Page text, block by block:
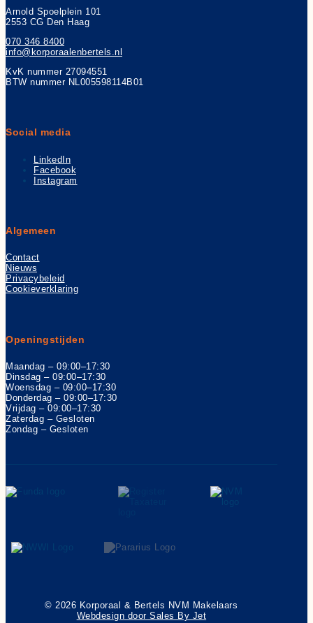
Arnold Spoelplein 101
2553 CG Den Haag
070 346 8400
info@korporaalenbertels.nl
KvK nummer 27094551
BTW nummer NL005598114B01
Social media
LinkedIn
Facebook
Instagram
Algemeen
Contact
Nieuws
Privacybeleid
Cookieverklaring
Openingstijden
Maandag – 09:00–17:30
Dinsdag – 09:00–17:30
Woensdag – 09:00–17:30
Donderdag – 09:00–17:30
Vrijdag – 09:00–17:30
Zaterdag – Gesloten
Zondag – Gesloten
© 2026 Korporaal & Bertels NVM Makelaars
Webdesign door Sales By Jet